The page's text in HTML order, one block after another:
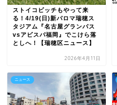
ストイコビッチもやって来
る！4/19(日)新パロマ瑞穂ス
タジアム『名古屋グランパス
vsアビスパ福岡』でこけら落
としへ！【瑞穂区ニュース】
2026年4月11日
ニュース